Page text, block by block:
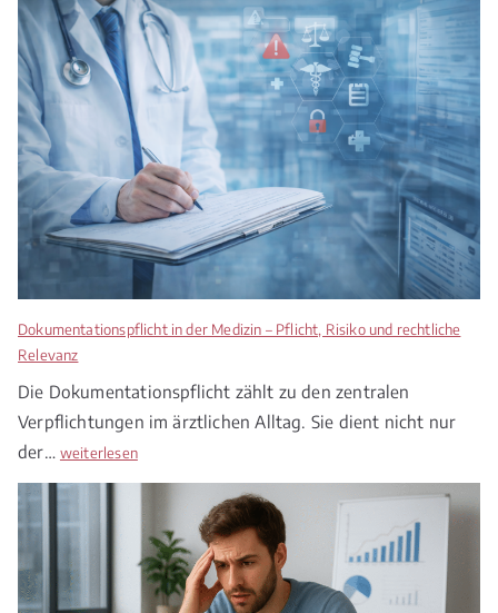
d
i
z
i
n
e
c
h
t
Z
w
c
h
e
n
P
Dokumentationspflicht in der Medizin – Pflicht, Risiko und rechtliche
Relevanz
Die Dokumentationspflicht zählt zu den zentralen
Verpflichtungen im ärztlichen Alltag. Sie dient nicht nur
der… D
k
u
n
weiterlesen